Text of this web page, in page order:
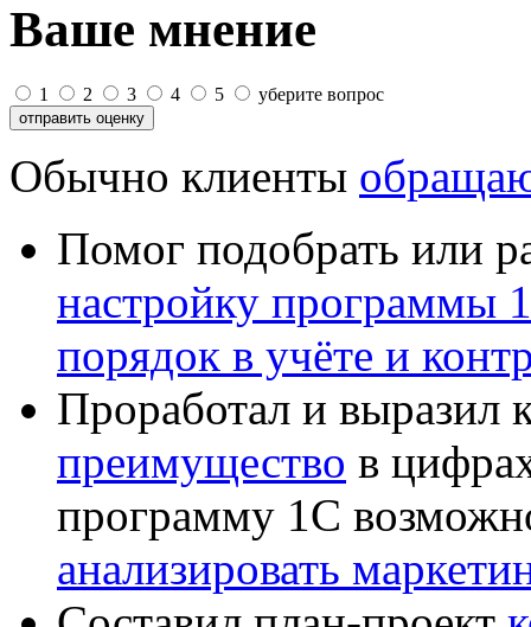
Ваше мнение
1 2 3 4 5 уберите вопрос
Обычно клиенты
Помог подобрать или
настройку программы
порядок в учёте и
Проработал и выразил
преимущество в
программу 1С
анализировать